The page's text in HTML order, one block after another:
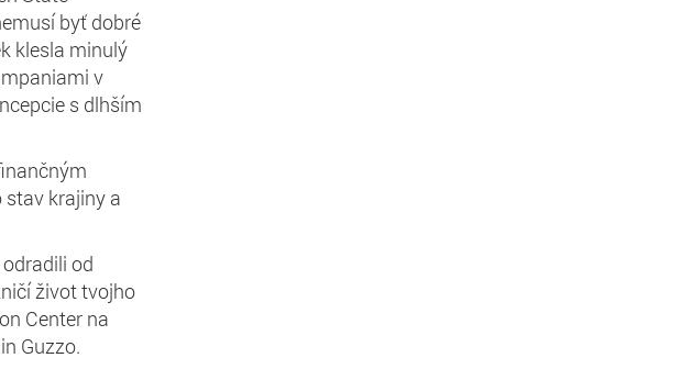
byť dobré
klesla minulý
v
s dlhším
krajiny a
od
život tvojho
Center na
Guzzo.